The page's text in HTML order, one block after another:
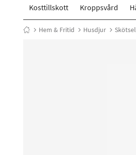
Kosttillskott Kroppsvård
Hem & Fritid Husdjur Skötsel